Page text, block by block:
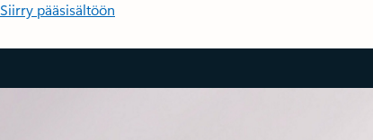
Siirry pääsisältöön